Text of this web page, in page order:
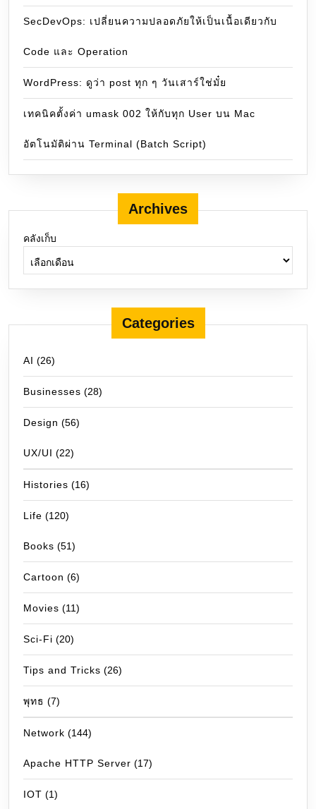
SecDevOps: เปลี่ยนความปลอดภัยให้เป็นเนื้อเดียวกับ
Code และ Operation
WordPress: ดูว่า post ทุก ๆ วันเสาร์ใช่มั๋ย
เทคนิคตั้งค่า umask 002 ให้กับทุก User บน Mac
อัตโนมัติผ่าน Terminal (Batch Script)
Archives
คลังเก็บ
Categories
AI (26)
Businesses (28)
Design (56)
UX/UI (22)
Histories (16)
Life (120)
Books (51)
Cartoon (6)
Movies (11)
Sci-Fi (20)
Tips and Tricks (26)
พุทธ (7)
Network (144)
Apache HTTP Server (17)
IOT (1)